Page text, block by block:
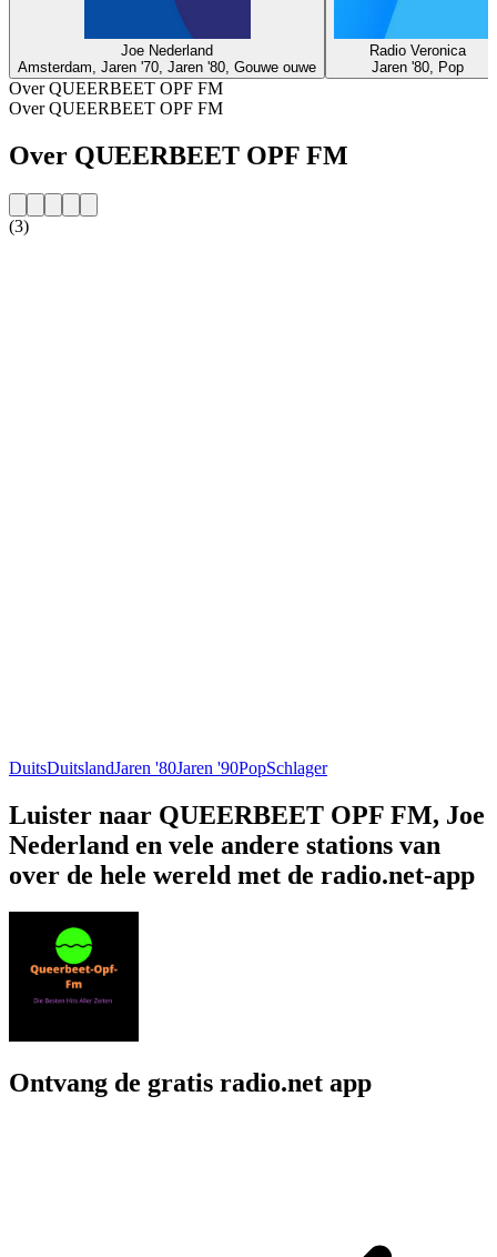
Joe Nederland
Amsterdam, Jaren '70, Jaren '80, Gouwe ouwe
Radio Veronica
Jaren '80, Pop
Over QUEERBEET OPF FM
Over QUEERBEET OPF FM
Over QUEERBEET OPF FM
(3)
DuitsDuitslandJaren '80Jaren '90PopSchlager
Luister naar QUEERBEET OPF FM, Joe
Nederland en vele andere stations van
over de hele wereld met de radio.net-app
Ontvang de gratis radio.net app